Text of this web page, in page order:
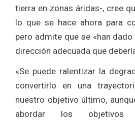
tierra en zonas áridas-, cree
lo que se hace ahora para
pero admite que se «han
dirección adecuada que
«Se puede ralentizar la
convertirlo en una
nuestro objetivo último,
abordar los objetivos